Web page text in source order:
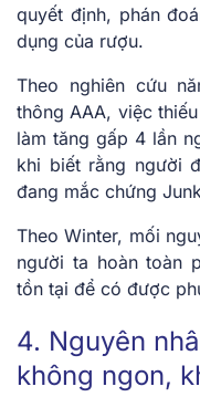
quyết định, phán
dụng của rượu.
Theo nghiên cứu
thông AAA, việc
làm tăng gấp 4 lần
khi biết rằng người
đang mắc chứng
Theo Winter, mối
người ta hoàn toàn
tồn tại để có được
4. Nguyên
không ngon,